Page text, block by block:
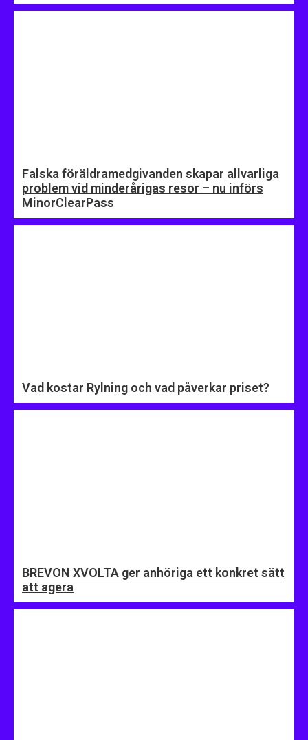
Falska föräldramedgivanden skapar allvarliga
problem vid minderårigas resor – nu införs
MinorClearPass
Vad kostar Rylning och vad påverkar priset?
BREVON XVOLTA ger anhöriga ett konkret sätt
att agera